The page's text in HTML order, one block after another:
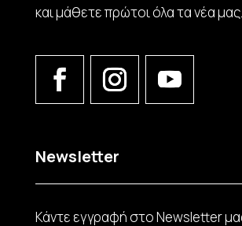
και μάθετε πρώτοι όλα τα νέα μας.
Newsletter
Κάντε εγγραφή στο Νewsletter